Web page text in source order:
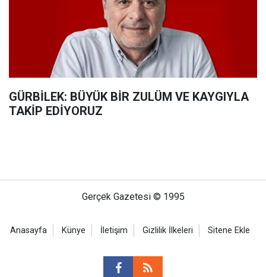
GÜRBİLEK: BÜYÜK BİR ZULÜM VE KAYGIYLA
TAKİP EDİYORUZ
Gerçek Gazetesi © 1995
Anasayfa Künye İletişim Gizlilik İlkeleri Sitene Ekle